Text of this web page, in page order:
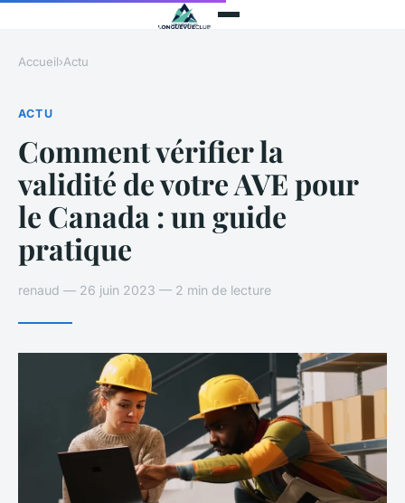
Accueil›Actu
ACTU
Comment vérifier la
validité de votre AVE pour
le Canada : un guide
pratique
renaud — 26 juin 2023 — 2 min de lecture